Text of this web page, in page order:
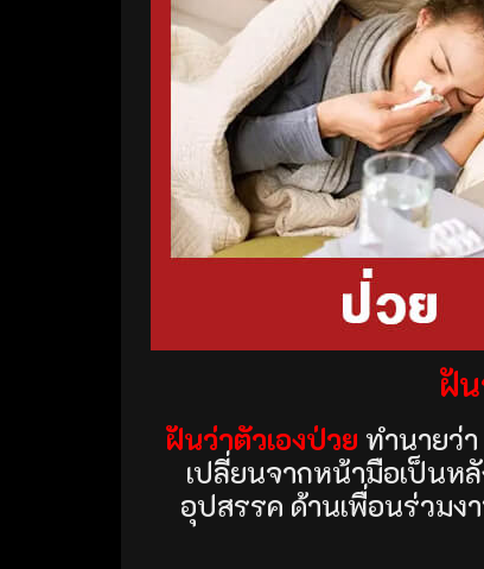
ฝัน
ฝันว่าตัวเองป่วย ทำนายว่
เปลี่ยนจากหน้ามือเป็นห
อุปสรรค ด้านเพื่อนร่วมง